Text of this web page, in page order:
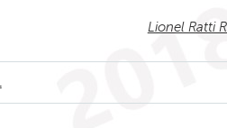
Lionel Ratti